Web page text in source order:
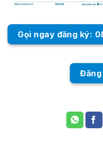
Gọi ngay đăng ký: